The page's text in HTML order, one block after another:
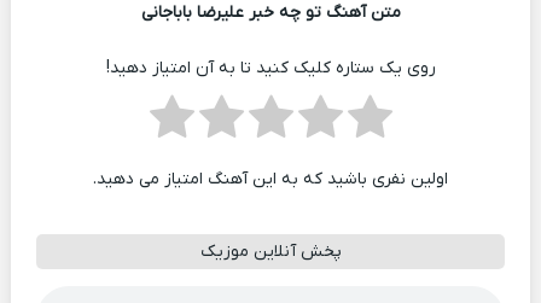
متن آهنگ تو چه خبر علیرضا باباجانی
روی یک ستاره کلیک کنید تا به آن امتیاز دهید!
اولین نفری باشید که به این آهنگ امتیاز می دهید.
پخش آنلاین موزیک